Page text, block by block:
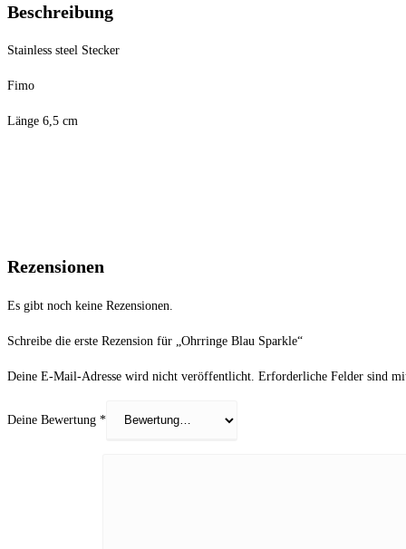
Beschreibung
Stainless steel Stecker
Fimo
Länge 6,5 cm
Rezensionen
Es gibt noch keine Rezensionen.
Schreibe die erste Rezension für „Ohrringe Blau Sparkle“
Deine E-Mail-Adresse wird nicht veröffentlicht. Erforderliche Felder sind
Deine Bewertung *